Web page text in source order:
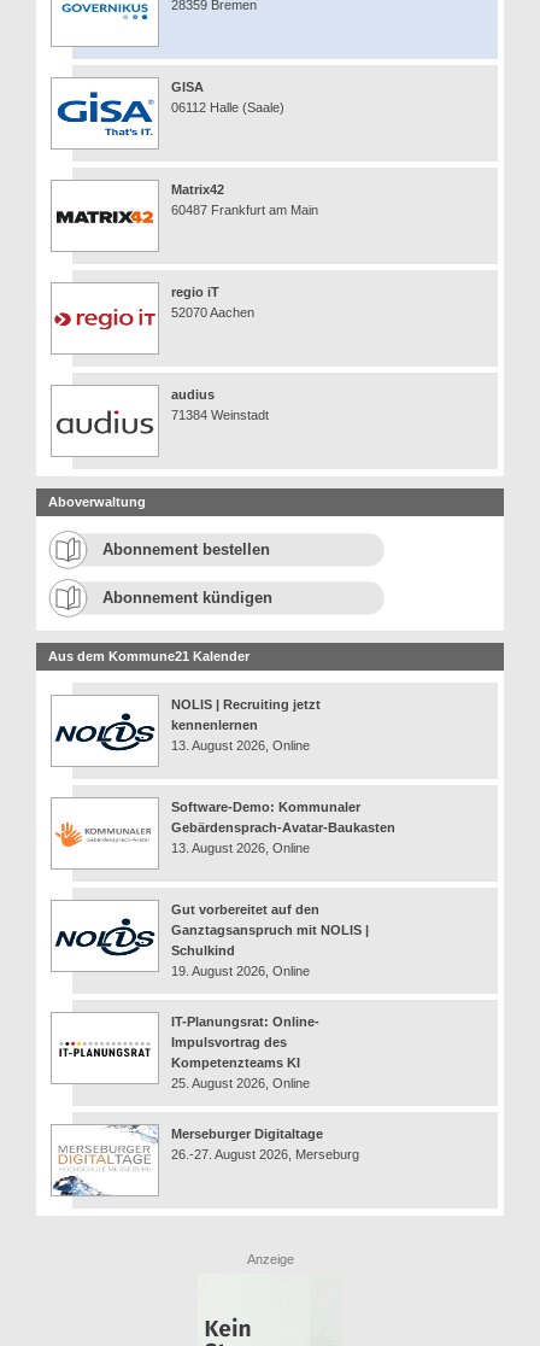
28359 Bremen
GISA
06112 Halle (Saale)
Matrix42
60487 Frankfurt am Main
regio iT
52070 Aachen
audius
71384 Weinstadt
Aboverwaltung
Abonnement bestellen
Abonnement kündigen
Aus dem Kommune21 Kalender
NOLIS | Recruiting jetzt
kennenlernen
13. August 2026, Online
Software-Demo: Kommunaler
Gebärdensprach-Avatar-Baukasten
13. August 2026, Online
Gut vorbereitet auf den
Ganztagsanspruch mit NOLIS |
Schulkind
19. August 2026, Online
IT-Planungsrat: Online-
Impulsvortrag des
Kompetenzteams KI
25. August 2026, Online
Merseburger Digitaltage
26.-27. August 2026, Merseburg
Anzeige